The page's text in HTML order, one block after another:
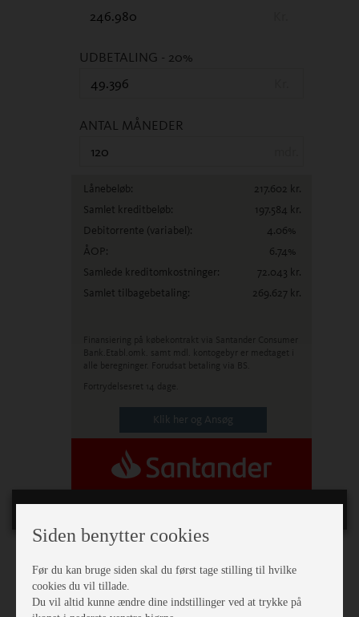
UDBETALING - 20%
ANTAL MÅNEDER
Lånebeløb: 217.602 kr.
Samlet kreditbeløb:
197.584 kr.
Debitorrente (variabel): 4.06%
ÅOP:
6.74%
Samlede kreditomkostninger:
72.043 kr.
Samlet tilbagebetaling:
269.627 kr.
Finansiering på købekontrakt via Santander Consumer
Bank.
Etabl.omk. samt mdl. kontogebyr er medtaget i
alle beregninger. Forudsat betaling via BS.
Fortrydelsesret 14 dage.
Klik her og Ansøg
Stel nr.: ZY1EA7X2200060149
Bredde i cm.: 245
Sovepladser: 4
Siden benytter cookies
Før du kan bruge siden skal du først tage stilling til hvilke
cookies du vil tillade.
Du vil altid kunne ændre dine indstillinger ved at trykke på